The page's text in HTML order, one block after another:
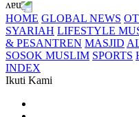
HOME GLOBAL NEWS
SYARIAH LIFESTYLE
& PESANTREN MASJID
SOSOK MUSLIM SPORTS
INDEX
Ikuti Kami